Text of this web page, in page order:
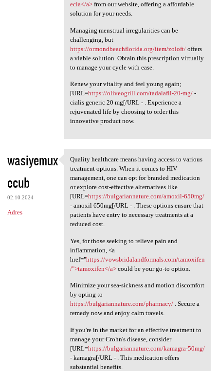
ecia</a>from our website, offering a affordable
solution for your needs.
Managing menstrual irregularities can be
challenging, but
https://ormondbeachflorida.org/item/zoloft/offers
a viable solution. Obtain this prescription virtually
to manage your cycle with ease.
Renew your vitality and feel young again;
[URL=https://oliveogrill.com/tadalafil-20-mg/-
cialis generic 20 mg[/URL - . Experience a
rejuvenated life by choosing to order this
innovative product now.
wasiyemux
ecub
02.10.2024
Adres
Quality healthcare means
Quality healthcare means having access to various
treatment options. When it comes to HIV
management, one can opt for branded medication
or explore cost-effective alternatives like
[URL=https://bulgariannature.com/amoxil-650mg/
- amoxil 650mg[/URL - . These options ensure that
patients have entry to necessary treatments at a
reduced cost.
Yes, for those seeking to relieve pain and
inflammation, <a
href="https://vowsbridalandformals.com/tamoxifen
/">tamoxifen</a>could be your go-to option.
Minimize your sea-sickness and motion discomfort
by opting to
https://bulgariannature.com/pharmacy/. Secure a
remedy now and enjoy calm travels.
If you're in the market for an effective treatment to
manage your Crohn's disease, consider
[URL=https://bulgariannature.com/kamagra-50mg/
- kamagra[/URL - . This medication offers
substantial benefits.